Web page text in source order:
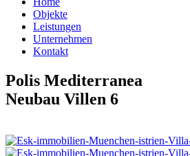
Objekte
Leistungen
Unternehmen
Kontakt
Polis Mediterranea
Neubau Villen 6